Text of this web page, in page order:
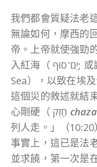
我們都會質疑法老
無論如何，摩西的
帝。上帝就使強勁
入紅海（ יַם־סוּף; 或譯「蘆葦海」Reed
Sea），以致在埃
這個災的敘述就結
心剛硬（ חָזַק
列人走。」（10:20
事實上，這已是法
並求饒，第一次是